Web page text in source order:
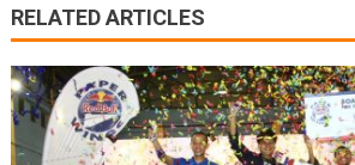
RELATED ARTICLES